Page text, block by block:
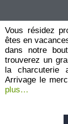
Vous résidez
êtes en
dans notre
trouverez un
la
Arrivage le
plus…